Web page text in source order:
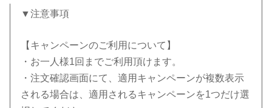
▼注意事項
【キャンペーンのご利用について】
・お一人様1回までご利用頂けます。
・注文確認画面にて、適用キャンペーンが複数表示
される場合は、適用されるキャンペーンを1つだけ選